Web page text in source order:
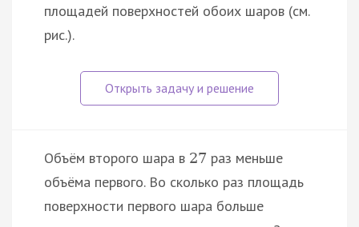
площадей поверхностей обоих шаров (см.
рис.).
Объём второго шара в 27 раз меньше
объёма первого. Во сколько раз площадь
поверхности первого шара больше